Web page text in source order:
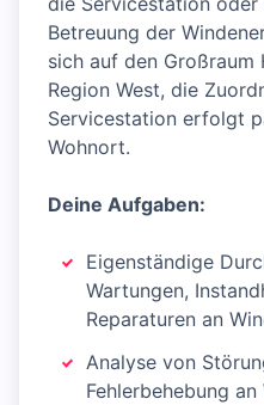
Betreuung der
sich auf den Großraum
Region West, die
Servicestation erfolgt
Wohnort.
Deine Aufgaben:
Eigenständige
Wartungen,
Reparaturen an
Analyse von
Fehlerbehebung